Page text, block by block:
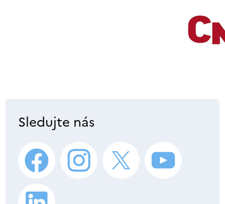
Sledujte nás